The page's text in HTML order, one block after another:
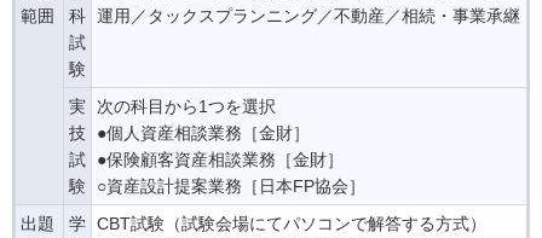
範囲
科
試
験
運用／タックスプランニング／不動産／相続・事業承継
実
技
試
験
次の科目から1つを選択
●個人資産相談業務［金財］
●保険顧客資産相談業務［金財］
○資産設計提案業務［日本FP協会］
出題
学 CBT試験（試験会場にてパソコンで解答する方式）